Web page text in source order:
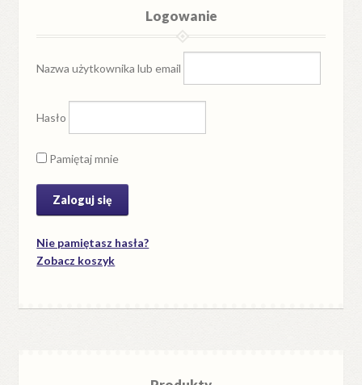
Logowanie
Nazwa użytkownika lub email
Hasło
Pamiętaj mnie
Nie pamiętasz hasła?
Zobacz koszyk